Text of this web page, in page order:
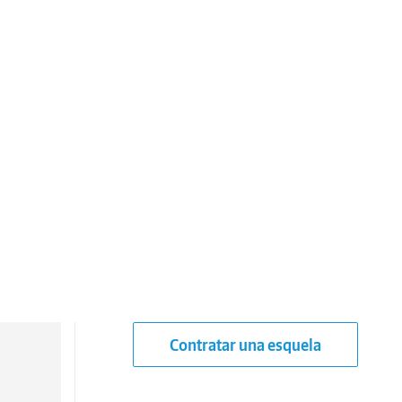
Contratar una esquela